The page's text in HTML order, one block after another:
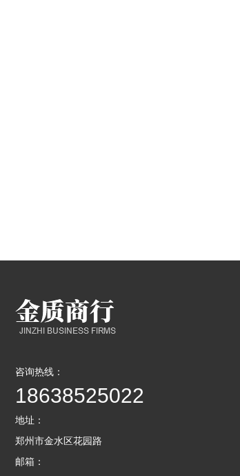
咨询热线：
18638525022
地址：
郑州市金水区花园路
邮箱：